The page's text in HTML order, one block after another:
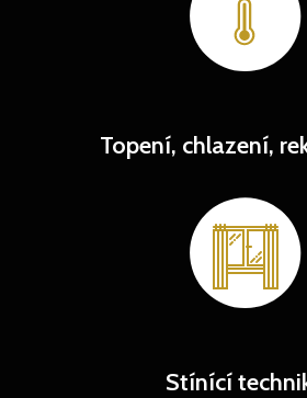
Topení, chlazení,
Stínící